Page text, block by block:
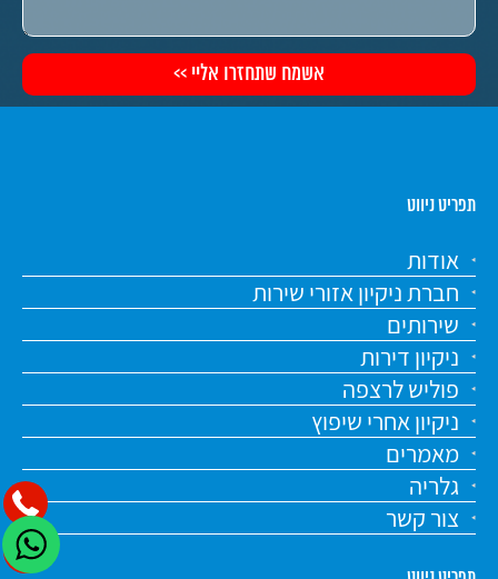
תפריט ניווט
אודות
חברת ניקיון אזורי שירות
שירותים
ניקיון דירות
פוליש לרצפה
ניקיון אחרי שיפוץ
מאמרים
גלריה
צור קשר